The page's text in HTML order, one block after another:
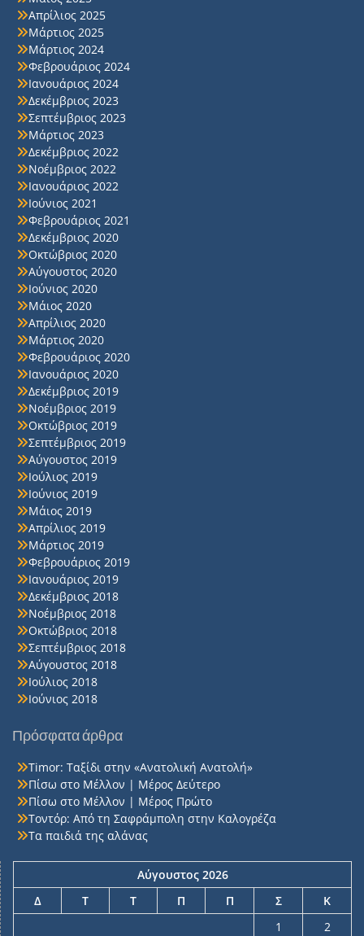
Απρίλιος 2025
Μάρτιος 2025
Μάρτιος 2024
Φεβρουάριος 2024
Ιανουάριος 2024
Δεκέμβριος 2023
Σεπτέμβριος 2023
Μάρτιος 2023
Δεκέμβριος 2022
Νοέμβριος 2022
Ιανουάριος 2022
Ιούνιος 2021
Φεβρουάριος 2021
Δεκέμβριος 2020
Οκτώβριος 2020
Αύγουστος 2020
Ιούνιος 2020
Μάιος 2020
Απρίλιος 2020
Μάρτιος 2020
Φεβρουάριος 2020
Ιανουάριος 2020
Δεκέμβριος 2019
Νοέμβριος 2019
Οκτώβριος 2019
Σεπτέμβριος 2019
Αύγουστος 2019
Ιούλιος 2019
Ιούνιος 2019
Μάιος 2019
Απρίλιος 2019
Μάρτιος 2019
Φεβρουάριος 2019
Ιανουάριος 2019
Δεκέμβριος 2018
Νοέμβριος 2018
Οκτώβριος 2018
Σεπτέμβριος 2018
Αύγουστος 2018
Ιούλιος 2018
Ιούνιος 2018
Πρόσφατα άρθρα
Timor: Ταξίδι στην «Ανατολική Ανατολή»
Πίσω στο Μέλλον | Μέρος Δεύτερο
Πίσω στο Μέλλον | Μέρος Πρώτο
Τοντόρ: Από τη Σαφράμπολη στην Καλογρέζα
Τα παιδιά της αλάνας
Αύγουστος 2026
Δ
Τ Τ Π Π Σ
Κ
1
2